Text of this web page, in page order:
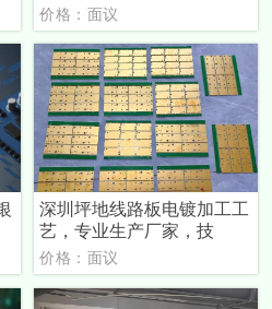
价格：面议
深圳坪地线路板电镀加工工
艺，专业生产厂家，技
价格：面议